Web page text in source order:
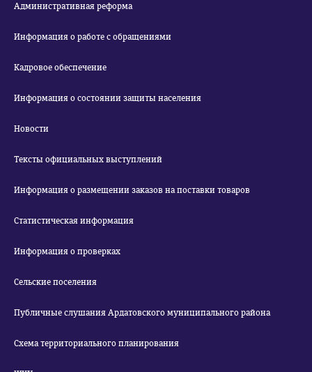
Административная реформа
Информация о работе с обращениями
Кадровое обеспечение
Информация о состоянии защиты населения
Новости
Тексты официальных выступлений
Информация о размещении заказов на поставки товаров
Статистическая информация
Информация о проверках
Сельские поселения
Публичные слушания Ардатовского муниципального района
Схема территориального планирования